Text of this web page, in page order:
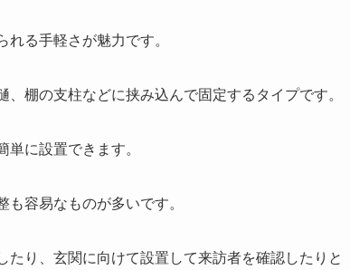
る手軽さが魅力です。
棚の支柱などに挟み込んで固定するタイプです。
に設置できます。
も容易なものが多いです。
り、玄関に向けて設置して来訪者を確認したりと